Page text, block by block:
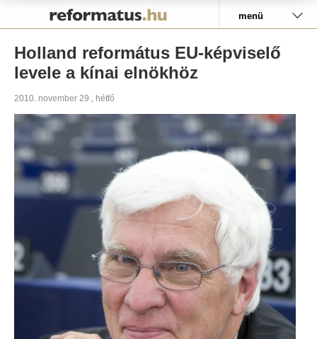
menü
Holland református EU-képviselő
levele a kínai elnökhöz
2010. november 29., hétfő